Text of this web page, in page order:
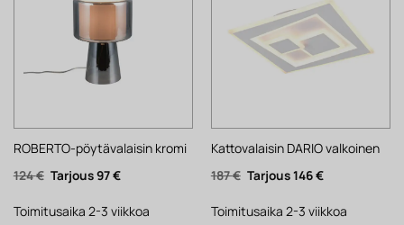
ROBERTO-pöytävalaisin kromi
124€ Alkuperäinen
hinta
124 €.
97€Nykyinen
97 €.
Toimitusaika 2-3 viikkoa
Kattovalaisin DARIO valkoinen
187€ Alkuperäinen
hinta
187 €.
146€Nykyinen
146 €.
Toimitusaika 2-3 viikkoa